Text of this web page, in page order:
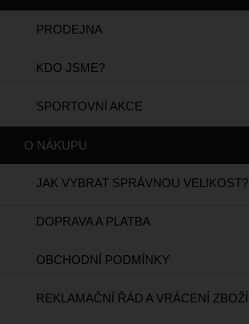
PRODEJNA
KDO JSME?
SPORTOVNÍ AKCE
O NÁKUPU
JAK VYBRAT SPRÁVNOU VELIKOST?
DOPRAVA A PLATBA
OBCHODNÍ PODMÍNKY
REKLAMAČNÍ ŘÁD A VRÁCENÍ ZBOŽÍ